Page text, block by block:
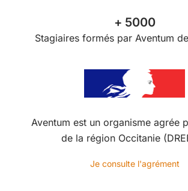
+ 5000
Stagiaires formés par Aventum
Aventum est un organisme agrée
de la région Occitanie
Je consulte l'agrément